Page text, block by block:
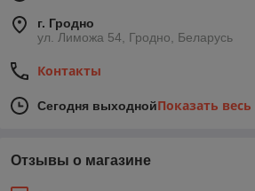
г. Гродно
ул. Лиможа 54, Гродно, Беларусь
Контакты
Сегодня выходнойПоказать
Отзывы о магазине